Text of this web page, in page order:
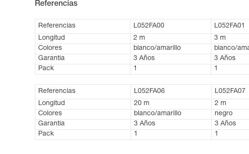
Referencias
Referencias L052FA00 L052FA01
Longitud
2 m 3 m
Colores
blanco/amarillo blanco/
Garantía
3 Años 3 Años
Pack
1 1
Referencias L052FA06 L052FA07
Longitud
20 m 2 m
Colores
blanco/amarillo negro
Garantía
3 Años 3 Años
Pack
1 1